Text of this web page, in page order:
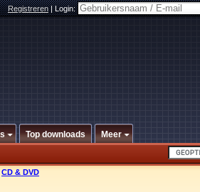
Registreren|Login:
Top downloads Meer
CD & DVD